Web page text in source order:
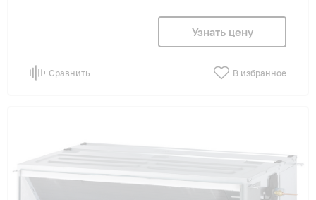
Узнать цену
Сравнить В избранное